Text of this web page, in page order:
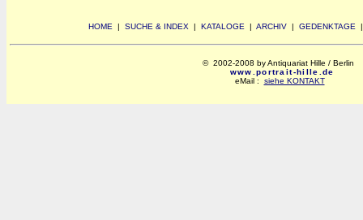
HOME | SUCHE & INDEX | KATALOGE | ARCHIV | GEDENKTAGE
© 2002-2008 by Antiquariat Hille / Berlin
www.portrait-hille.de
eMail : siehe KONTAKT